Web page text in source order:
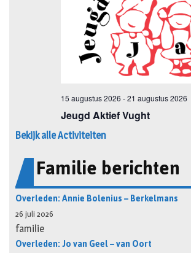
Bekijk alle Activiteiten
Familie berichten
Overleden: Annie Bolenius – Berkelmans
26 juli 2026
familie
Overleden: Jo van Geel – van Oort